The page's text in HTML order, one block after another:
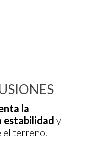
la
estabilidad y
el terreno.